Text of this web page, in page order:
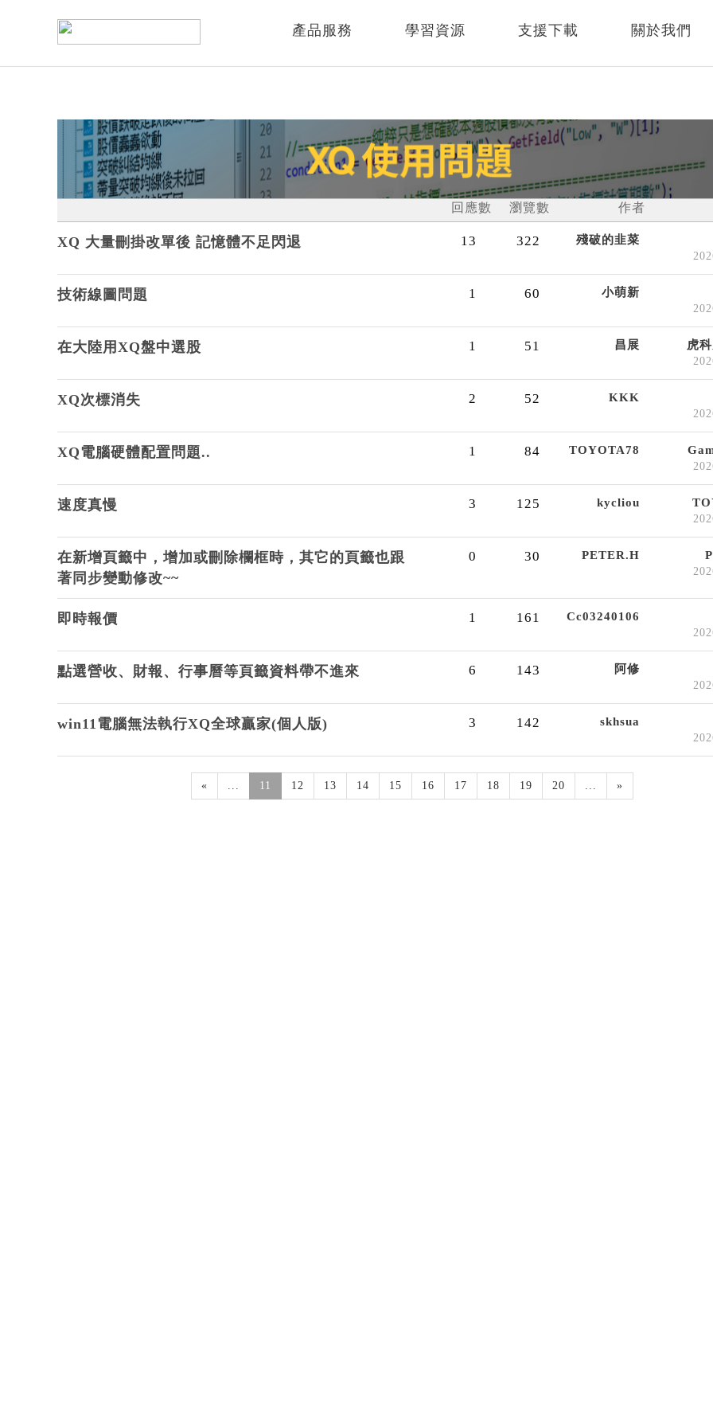
產品服務 學習資源 支援下載 關於我們
回應數 瀏覽數 作者
XQ 大量刪掛改單後 記憶體不足閃退 13 322 殘破的韭菜
技術線圖問題 1 60 小萌新
在大陸用XQ盤中選股 1 51 昌展 虎
XQ次標消失 2 52 KKK
XQ電腦硬體配置問題.. 1 84 TOYOTA78
速度真慢 3 125 kycliou
在新增頁籤中，增加或刪除欄框時，其它的頁籤也跟
著同步變動修改~~
0 30 PETER.H
即時報價 1 161 Cc03240106
點選營收、財報、行事曆等頁籤資料帶不進來 6 143 阿修
win11電腦無法執行XQ全球贏家(個人版) 3 142 skhsua
« ... 11 12 13 14 15 16 17 18 19 20 ... »